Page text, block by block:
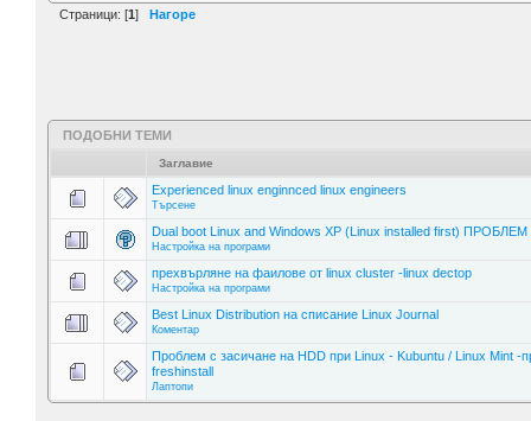
Страници: [1] Нагоре
ПОДОБНИ ТЕМИ
Заглавие
Experienced linux enginnced linux engineers
Търсене
Dual boot Linux and Windows XP (Linux installed first) ПРОБЛЕМ
Настройка на програми
прехвърляне на фаилове от linux cluster -linux dectop
Настройка на програми
Best Linux Distribution на списание Linux Journal
Коментар
Проблем с засичане на HDD при Linux - Kubuntu / Linux Mint -
freshinstall
Лаптопи